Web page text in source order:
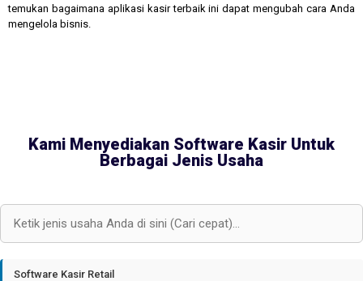
temukan bagaimana aplikasi kasir terbaik ini dapat mengubah cara Anda
mengelola bisnis.
Kami Menyediakan Software Kasir Untuk
Berbagai Jenis Usaha
Software Kasir Retail